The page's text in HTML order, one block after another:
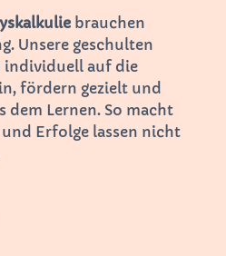
brauchen
Unsere geschulten
individuell auf die
fördern gezielt und
dem Lernen. So macht
Erfolge lassen nicht